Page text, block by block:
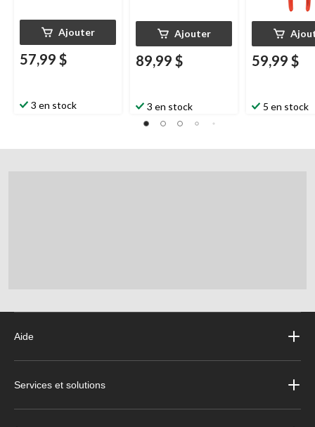
Ajouter
57,99 $
3 en stock
Ajouter
89,99 $
3 en stock
59,99 $
5 en stock
Aide
Services et solutions